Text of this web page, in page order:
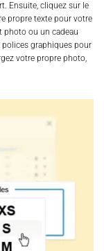
Ensuite, cliquez sur le
propre texte pour votre
photo ou un cadeau
graphiques pour
votre propre photo,